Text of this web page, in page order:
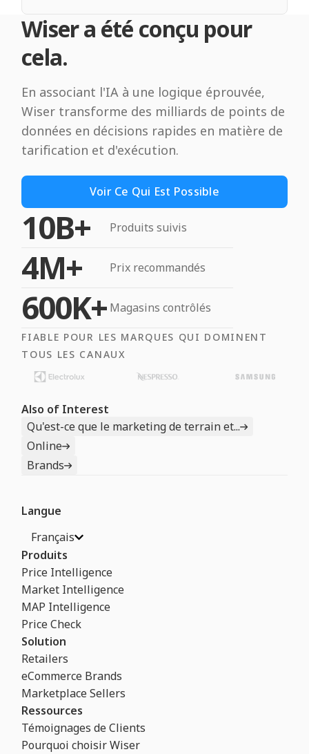
Wiser a été conçu pour
cela.
En associant l'IA à une logique éprouvée,
Wiser transforme des milliards de points de
données en décisions rapides en matière de
tarification et d'exécution.
Voir Ce Qui Est Possible
10B+ Produits suivis
4M+ Prix recommandés
600K+ Magasins contrôlés
FIABLE POUR LES MARQUES QUI DOMINENT
TOUS LES CANAUX
Also of Interest
Qu'est-ce que le marketing de terrain et...
Online
Brands
Langue
Français
Produits
Price Intelligence
Market Intelligence
MAP Intelligence
Price Check
Solution
Retailers
eCommerce Brands
Marketplace Sellers
Ressources
Témoignages de Clients
Pourquoi choisir Wiser